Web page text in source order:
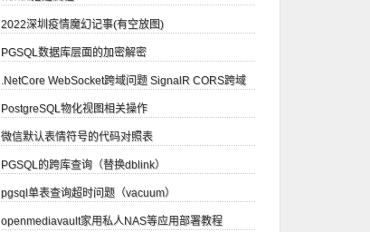
2022深圳疫情魔幻记事(有空放图)
PGSQL数据库层面的加密解密
.NetCore WebSocket跨域问题 SignalR CORS跨域
PostgreSQL物化视图相关操作
微信默认表情符号的代码对照表
PGSQL的跨库查询（替换dblink）
pgsql单表查询超时问题（vacuum）
openmediavault家用私人NAS等应用部署教程